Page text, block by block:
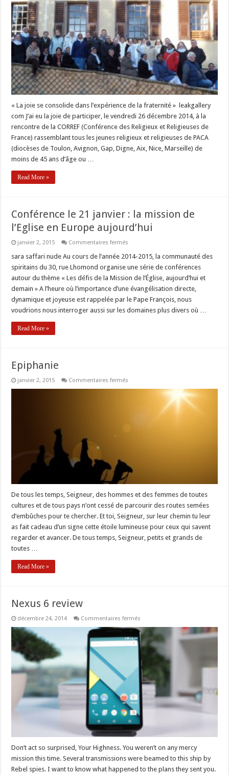
des
jeunes
de
la
CORREF
en
Provence
« La joie se consolide dans l’expérience de la fraternité » leakgallery
com J’ai eu la joie de participer, le vendredi 26 décembre 2014, à la
rencontre de la CORREF (Conférence des Religieux et Religieuses de
France) rassemblant tous les jeunes religieux et religieuses de PACA
(diocèses de Toulon, Avignon, Gap, Digne, Aix, Nice, Marseille) de
moins de 45 ans d’âge ou …
Read More »
Conférence le 21 janvier : la mission de
l’Eglise en Europe aujourd’hui
janvier 2, 2015 Commentaires fermés
le
janvier
:
la
mission
l’Eglise
en
sara saffari nude Au cours de l’année 2014-2015, la communauté des
spiritains du 30, rue Lhomond organise une série de conférences
autour du thème « Les défis de la Mission de l’Église, aujourd’hui et
demain » A l’heure où l’importance d’une évangélisation directe,
dynamique et joyeuse est rappelée par le Pape François, nous
voudrions nous interroger aussi sur les domaines plus divers où …
Read More »
Epiphanie
janvier 2, 2015 Commentaires fermés
De tous les temps, Seigneur, des hommes et des femmes de toutes
cultures et de tous pays n’ont cessé de parcourir des routes semées
d’embûches pour te chercher. Et toi, Seigneur, sur leur chemin tu leur
as fait cadeau d’un signe cette étoile lumineuse pour ceux qui savent
regarder et avancer. De tous temps, Seigneur, petits et grands de
toutes …
Read More »
Nexus 6 review
décembre 24, 2014 Commentaires fermés
6
review
Don’t act so surprised, Your Highness. You weren’t on any mercy
mission this time. Several transmissions were beamed to this ship by
Rebel spies. I want to know what happened to the plans they sent you.